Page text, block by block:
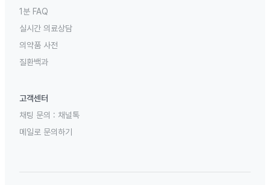
1분 FAQ
실시간 의료상담
의약품 사전
질환백과
고객센터
채팅 문의 : 채널톡
메일로 문의하기